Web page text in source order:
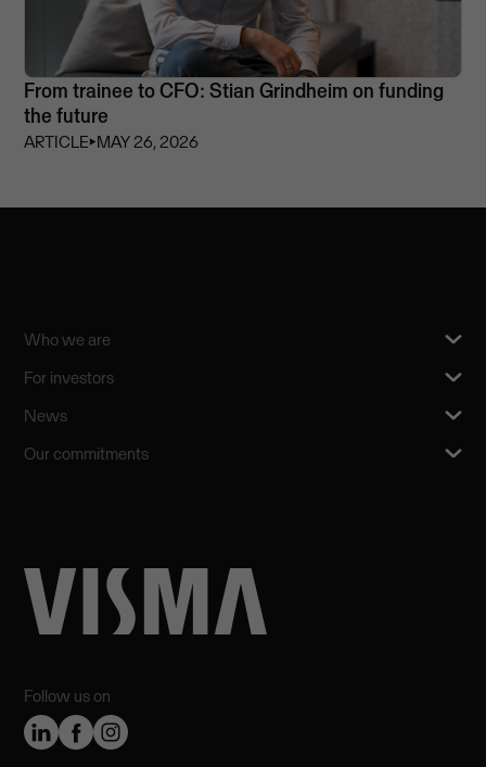
From trainee to CFO: Stian Grindheim on funding
the future
ARTICLE⏵MAY 26, 2026
Follow us on
Who we are
For investors
News
Our commitments